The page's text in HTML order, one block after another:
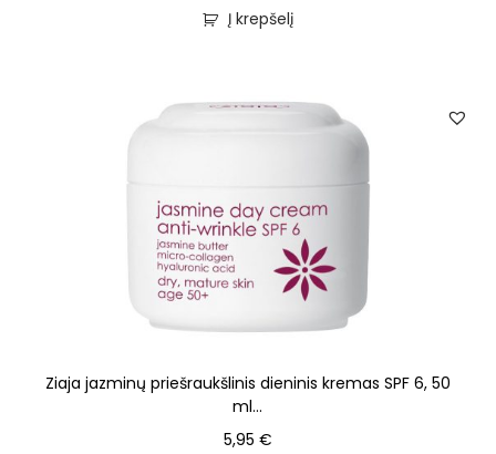
Į krepšelį
Ziaja jazminų priešraukšlinis dieninis kremas SPF 6, 50
ml...
5,95 €